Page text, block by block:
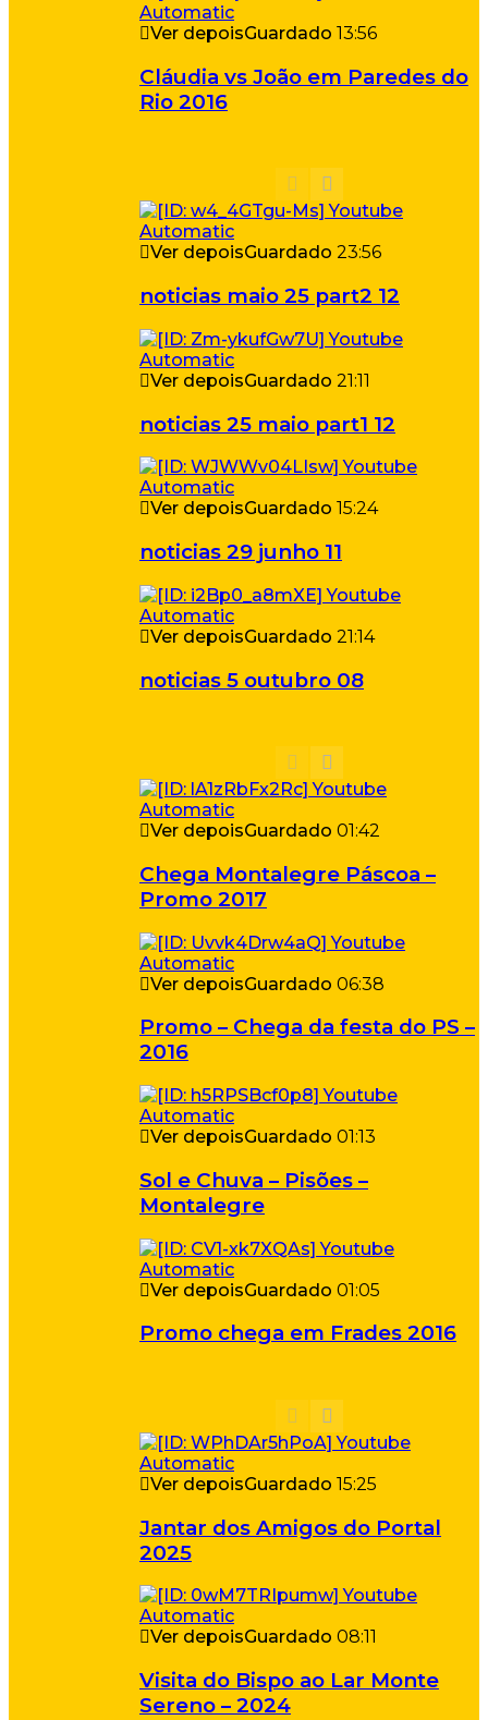
Ver depoisGuardado 13:56
Cláudia vs João em Paredes do
Rio 2016
Ver depoisGuardado 23:56
noticias maio 25 part2 12
Ver depoisGuardado 21:11
noticias 25 maio part1 12
Ver depoisGuardado 15:24
noticias 29 junho 11
Ver depoisGuardado 21:14
noticias 5 outubro 08
Ver depoisGuardado 01:42
Chega Montalegre Páscoa –
Promo 2017
Ver depoisGuardado 06:38
Promo – Chega da festa do PS –
2016
Ver depoisGuardado 01:13
Sol e Chuva – Pisões –
Montalegre
Ver depoisGuardado 01:05
Promo chega em Frades 2016
Ver depoisGuardado 15:25
Jantar dos Amigos do Portal
2025
Ver depoisGuardado 08:11
Visita do Bispo ao Lar Monte
Sereno – 2024